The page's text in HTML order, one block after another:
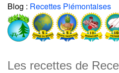
Blog : Recettes Piémontaises
Les recettes de